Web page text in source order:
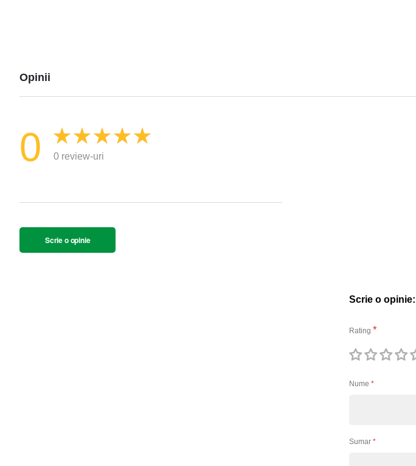
Opinii
0 0 review-uri
Scrie o opinie
Scrie o opinie:
Rating
stea
stele
stele
stele
stele
Nume
Sumar